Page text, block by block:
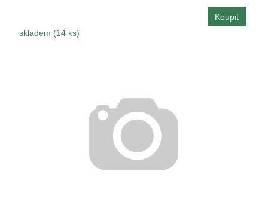
skladem (14 ks)